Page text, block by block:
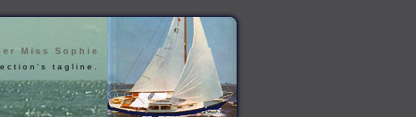
Miss Sophie
tagline.